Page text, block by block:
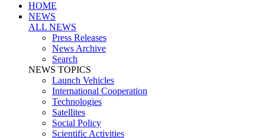
HOME
NEWS
ALL NEWS
Press Releases
News Archive
Search
NEWS TOPICS
Launch Vehicles
International Cooperation
Technologies
Satellites
Social Policy
Scientific Activities